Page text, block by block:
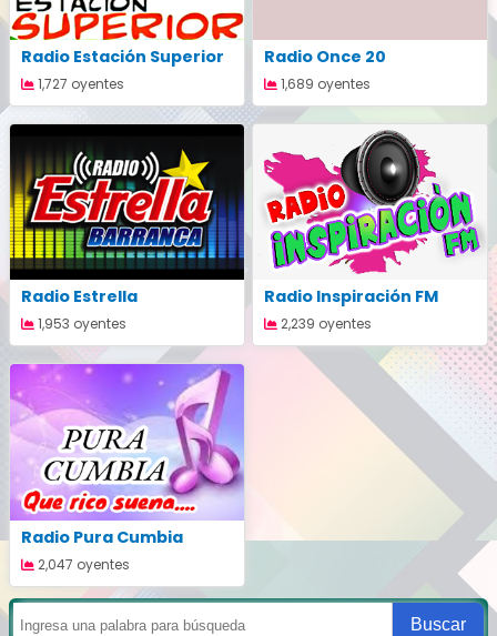
Radio Estación Superior
1,727 oyentes
Radio Once 20
1,689 oyentes
Radio Estrella
1,953 oyentes
Radio Inspiración FM
2,239 oyentes
Radio Pura Cumbia
2,047 oyentes
Buscar